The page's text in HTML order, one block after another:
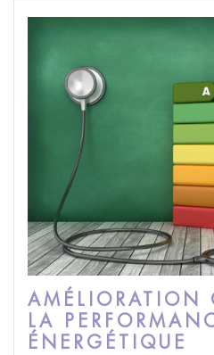
AMÉLIORATION
LA
ÉNERGÉTIQUE